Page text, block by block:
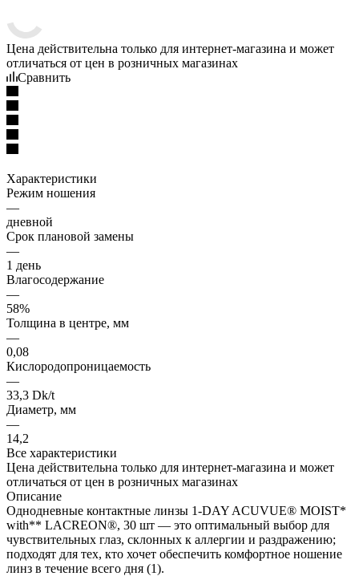
Цена действительна только для интернет-магазина и может
отличаться от цен в розничных магазинах
Сравнить
Характеристики
Режим ношения
—
дневной
Срок плановой замены
—
1 день
Влагосодержание
—
58%
Толщина в центре, мм
—
0,08
Кислородопроницаемость
—
33,3 Dk/t
Диаметр, мм
—
14,2
Все характеристики
Цена действительна только для интернет-магазина и может
отличаться от цен в розничных магазинах
Описание
Однодневные контактные линзы 1-DAY ACUVUE® MOIST*
with** LACREON®, 30 шт — это оптимальный выбор для
чувствительных глаз, склонных к аллергии и раздражению;
подходят для тех, кто хочет обеспечить комфортное ношение
линз в течение всего дня (1).